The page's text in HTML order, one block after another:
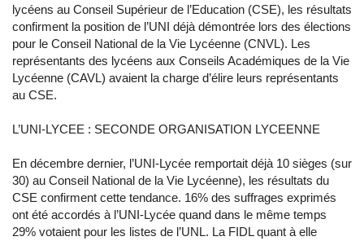
lycéens au Conseil Supérieur de l’Education (CSE), les résultats
confirment la position de l’UNI déjà démontrée lors des élections
pour le Conseil National de la Vie Lycéenne (CNVL). Les
représentants des lycéens aux Conseils Académiques de la Vie
Lycéenne (CAVL) avaient la charge d’élire leurs représentants
au CSE.
L’UNI-LYCEE : SECONDE ORGANISATION LYCEENNE
En décembre dernier, l’UNI-Lycée remportait déjà 10 sièges (sur
30) au Conseil National de la Vie Lycéenne), les résultats du
CSE confirment cette tendance. 16% des suffrages exprimés
ont été accordés à l’UNI-Lycée quand dans le même temps
29% votaient pour les listes de l’UNL. La FIDL quant à elle